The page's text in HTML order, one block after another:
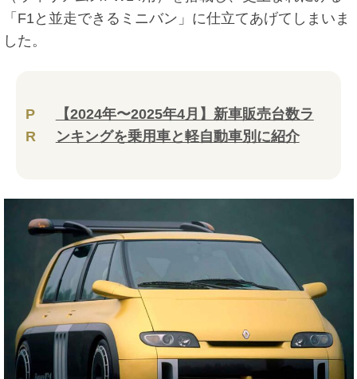
「F1と並走できるミニバン」に仕立てあげてしまいま
した。
P
R
【2024年〜2025年4月】新車販売台数ラ
ンキングを乗用車と軽自動車別に紹介